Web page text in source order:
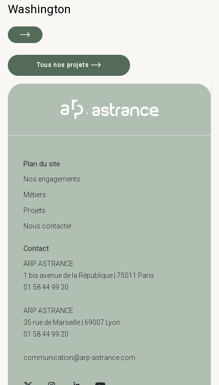
Washington
Tous nos projets
Plan du site
Nos engagements
Métiers
Projets
Nous contacter
Contact
ARP ASTRANCE
1 bis avenue de la République | 75011 Paris
01 58 44 99 20
ARP ASTRANCE
35 rue de Marseille | 69007 Lyon
01 58 44 99 20
communication@arp-astrance.com